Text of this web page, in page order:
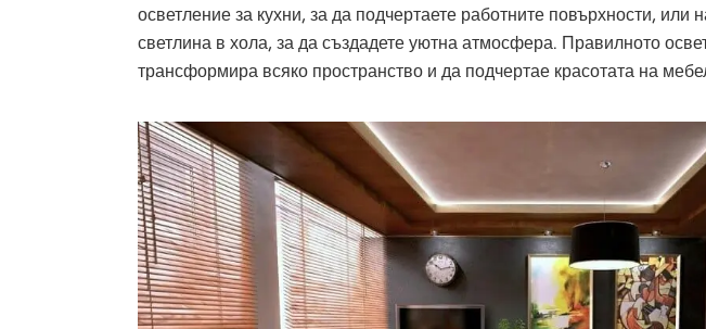
осветление за кухни, за да подчертаете работните повърхности, или
светлина в хола, за да създадете уютна атмосфера. Правилното
трансформира всяко пространство и да подчертае красотата на